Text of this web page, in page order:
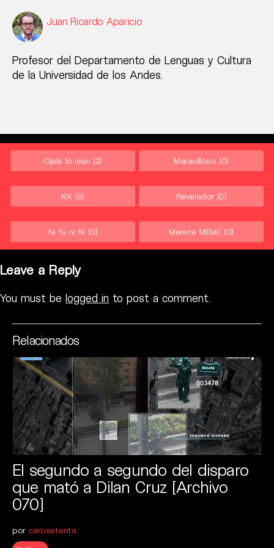
Juan Ricardo Aparicio
Profesor del Departamento de Lenguas y Cultura
de la Universidad de los Andes.
Ojalá lo lean (2) Maravilloso (0)
KK (0) Revelador (0)
Ni fú ni fá (0) Merece MEME (0)
Leave a Reply
You must be logged in to post a comment.
Relacionados
El segundo a segundo del disparo
que mató a Dilan Cruz [Archivo
070]
por cerosetenta